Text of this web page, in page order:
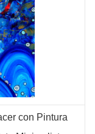
con Pintura